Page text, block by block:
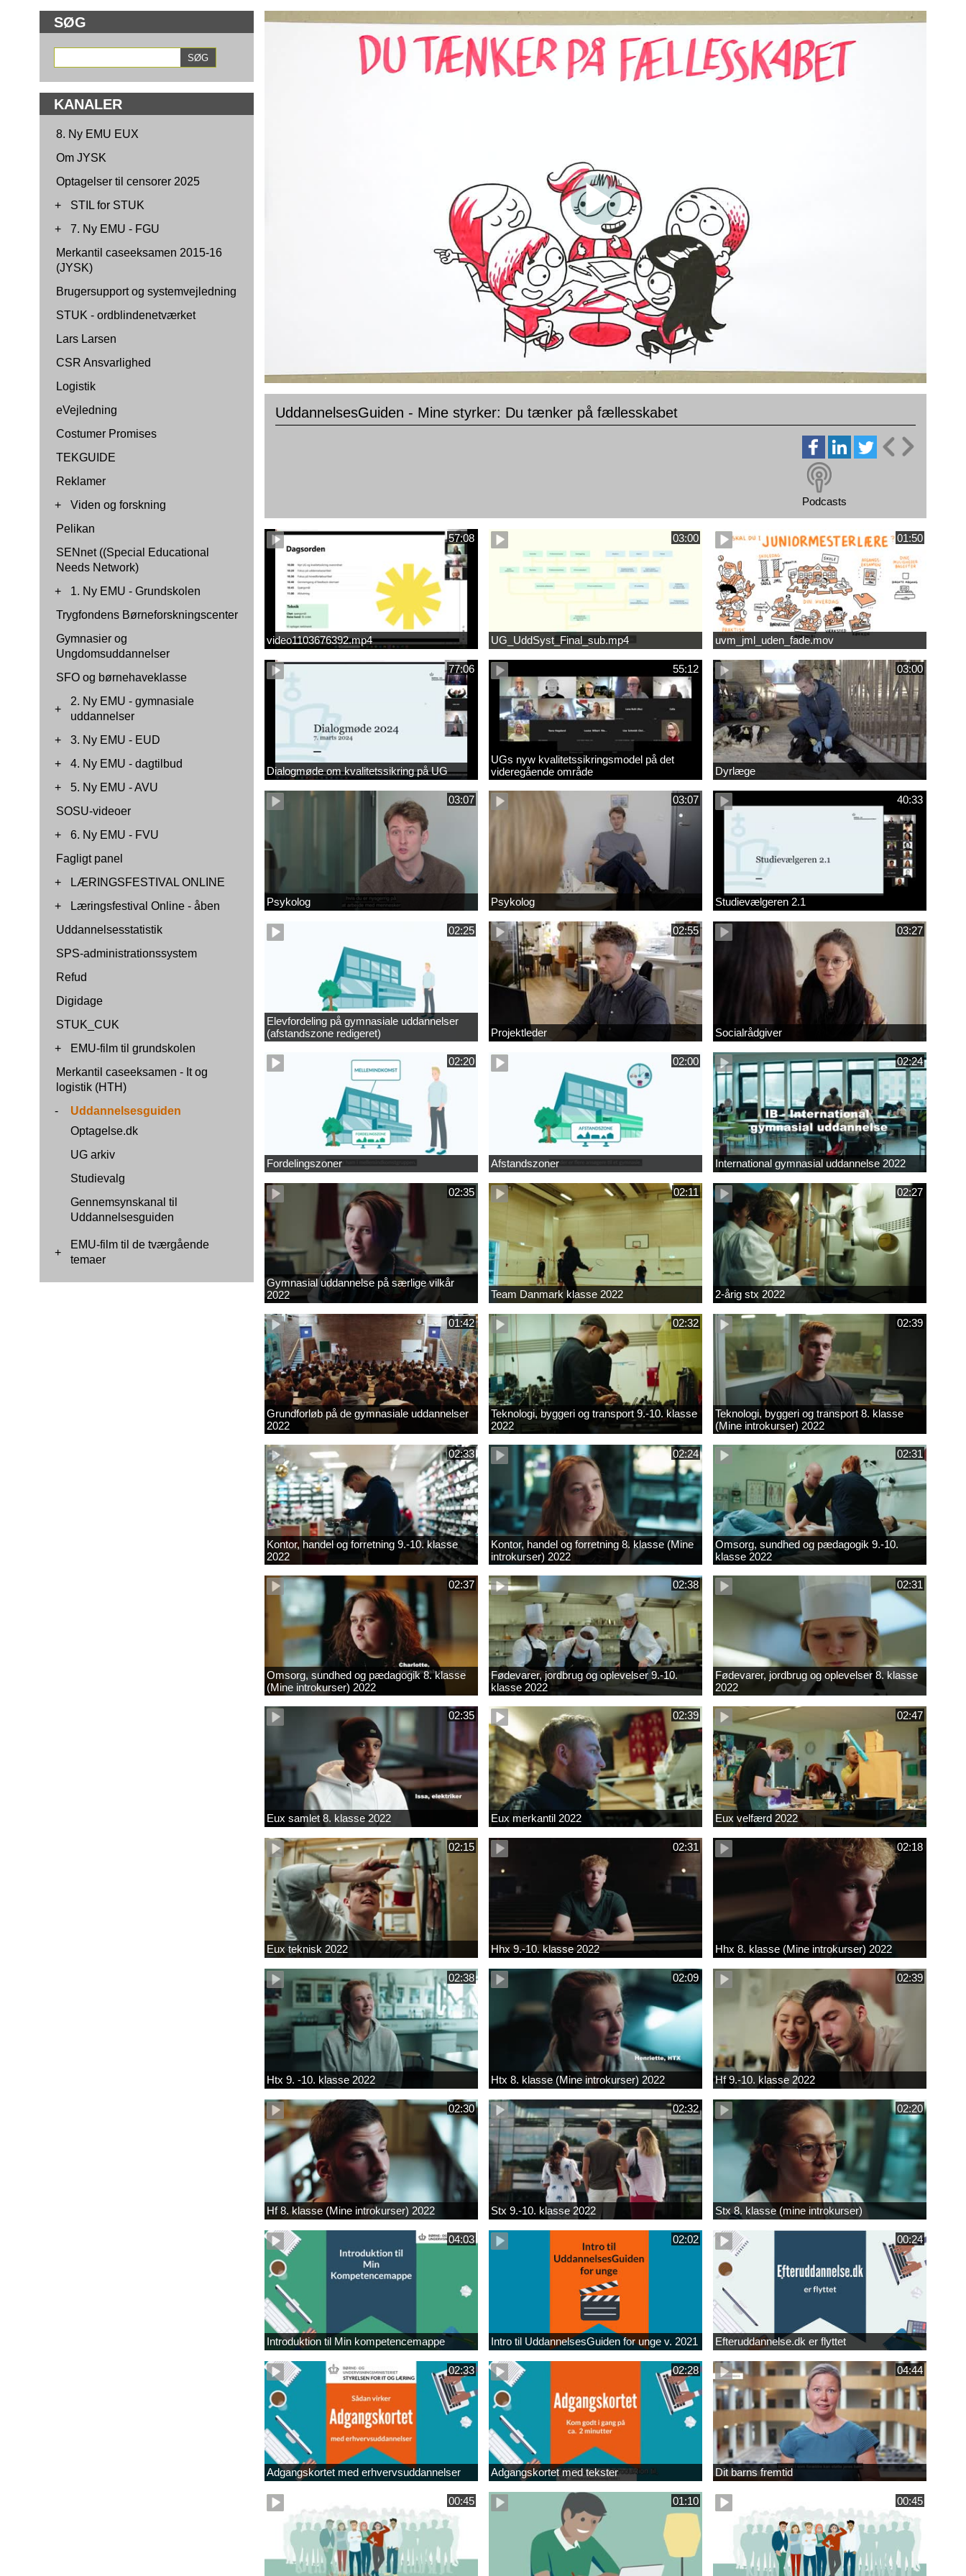
SØG
KANALER
8. Ny EMU EUX
Om JYSK
Optagelser til censorer 2025
+
STIL for STUK
+
7. Ny EMU - FGU
Merkantil caseeksamen 2015-16
(JYSK)
Brugersupport og systemvejledning
STUK - ordblindenetværket
Lars Larsen
CSR Ansvarlighed
Logistik
eVejledning
Costumer Promises
TEKGUIDE
Reklamer
+
Viden og forskning
Pelikan
SENnet ((Special Educational
Needs Network)
+
1. Ny EMU - Grundskolen
Trygfondens Børneforskningscenter
Gymnasier og
Ungdomsuddannelser
SFO og børnehaveklasse
+
2. Ny EMU - gymnasiale
uddannelser
+
3. Ny EMU - EUD
+
4. Ny EMU - dagtilbud
+
5. Ny EMU - AVU
SOSU-videoer
+
6. Ny EMU - FVU
Fagligt panel
+
LÆRINGSFESTIVAL ONLINE
+
Læringsfestival Online - åben
Uddannelsesstatistik
SPS-administrationssystem
Refud
Digidage
STUK_CUK
+
EMU-film til grundskolen
Merkantil caseeksamen - It og
logistik (HTH)
-
Uddannelsesguiden
Optagelse.dk
UG arkiv
Studievalg
Gennemsynskanal til
Uddannelsesguiden
+
EMU-film til de tværgående
temaer
UddannelsesGuiden - Mine styrker: Du tænker på fællesskabet
Podcasts
57:08
video1103676392.mp4
03:00
UG_UddSyst_Final_sub.mp4
01:50
uvm_jml_uden_fade.mov
77:06
Dialogmøde om kvalitetssikring på UG
55:12
UGs nyw kvalitetssikringsmodel på det
videregående område
03:00
Dyrlæge
03:07
Psykolog
03:07
Psykolog
40:33
Studievælgeren 2.1
02:25
Elevfordeling på gymnasiale uddannelser
(afstandszone redigeret)
02:55
Projektleder
03:27
Socialrådgiver
02:20
Fordelingszoner
02:00
Afstandszoner
02:24
International gymnasial uddannelse 2022
02:35
Gymnasial uddannelse på særlige vilkår
2022
02:11
Team Danmark klasse 2022
02:27
2-årig stx 2022
01:42
Grundforløb på de gymnasiale uddannelser
2022
02:32
Teknologi, byggeri og transport 9.-10. klasse
2022
02:39
Teknologi, byggeri og transport 8. klasse
(Mine introkurser) 2022
02:33
Kontor, handel og forretning 9.-10. klasse
2022
02:24
Kontor, handel og forretning 8. klasse (Mine
introkurser) 2022
02:31
Omsorg, sundhed og pædagogik 9.-10.
klasse 2022
02:37
Omsorg, sundhed og pædagogik 8. klasse
(Mine introkurser) 2022
02:38
Fødevarer, jordbrug og oplevelser 9.-10.
klasse 2022
02:31
Fødevarer, jordbrug og oplevelser 8. klasse
2022
02:35
Eux samlet 8. klasse 2022
02:39
Eux merkantil 2022
02:47
Eux velfærd 2022
02:15
Eux teknisk 2022
02:31
Hhx 9.-10. klasse 2022
02:18
Hhx 8. klasse (Mine introkurser) 2022
02:38
Htx 9. -10. klasse 2022
02:09
Htx 8. klasse (Mine introkurser) 2022
02:39
Hf 9.-10. klasse 2022
02:30
Hf 8. klasse (Mine introkurser) 2022
02:32
Stx 9.-10. klasse 2022
02:20
Stx 8. klasse (mine introkurser)
04:03
Introduktion til Min kompetencemappe
02:02
Intro til UddannelsesGuiden for unge v. 2021
00:24
Efteruddannelse.dk er flyttet
02:33
Adgangskortet med erhvervsuddannelser
02:28
Adgangskortet med tekster
04:44
Dit barns fremtid
00:45 01:10 00:45